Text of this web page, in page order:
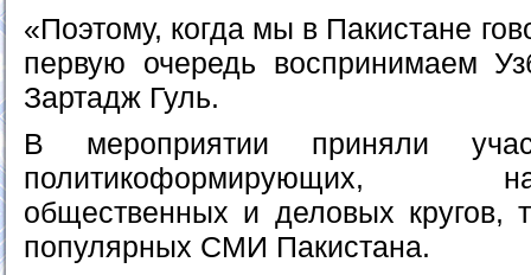
«Поэтому, когда мы в Пакистане
первую очередь воспринимаем
Зартадж Гуль.
В мероприятии приняли
политикоформирующих,
общественных и деловых кругов,
популярных СМИ Пакистана.